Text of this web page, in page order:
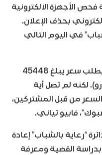
فحص الأجهزة الالكترونية
بحذف الإعلان.
في اليوم التالي
وقام الشخص الذي وضع الإعلان بطلب سعر يبلغ 45448
نحو 42 ألف يورو). لكنه لم تصل أية
من قبل المشتركين،
فابيو تياني.
“رعاية بالشباب” إعادة
بدراسة القضية ومعرفة